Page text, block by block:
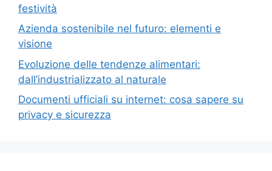
festività
Azienda sostenibile nel futuro: elementi e
visione
Evoluzione delle tendenze alimentari:
dall’industrializzato al naturale
Documenti ufficiali su internet: cosa sapere su
privacy e sicurezza